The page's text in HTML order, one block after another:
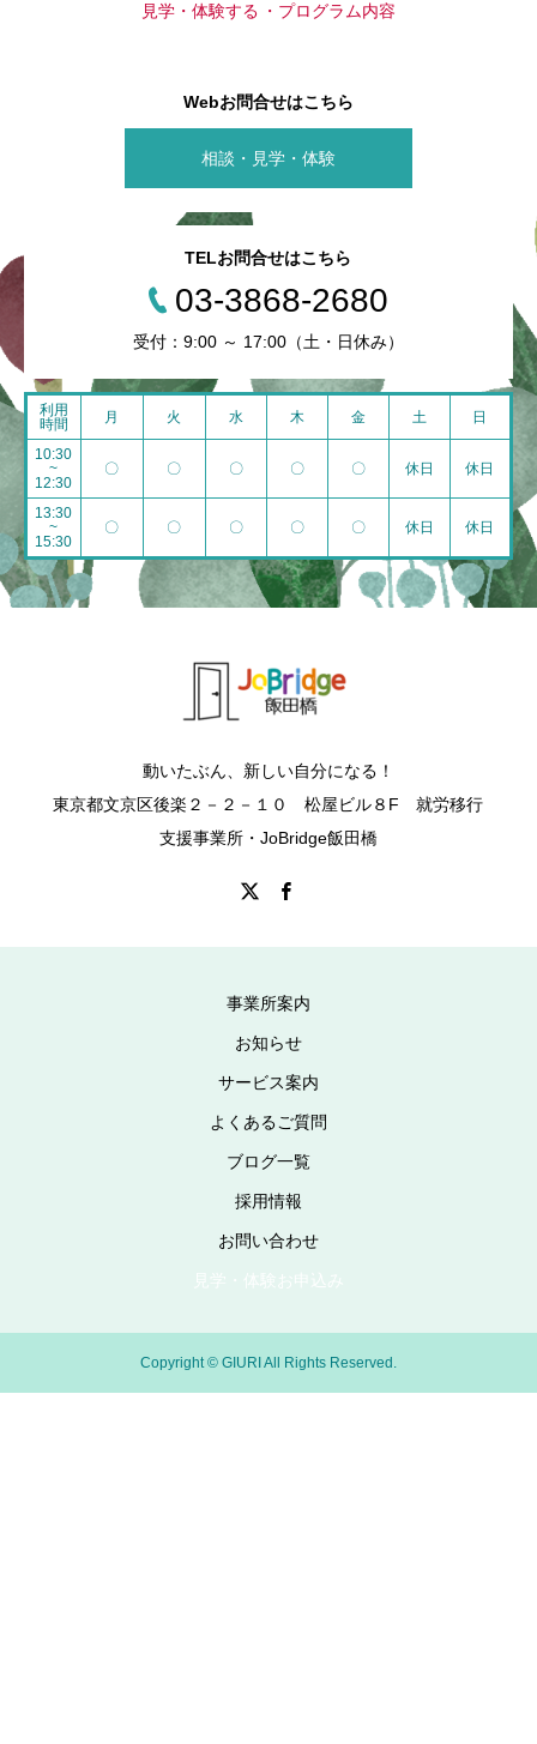
見学・体験する
プログラム内容
Webお問合せはこちら
相談・見学・体験
TELお問合せはこちら
03-3868-2680
受付：9:00 ～ 17:00（土・日休み）
利用
時間
月 火 水 木 金 土 日
10:30
~
12:30
〇 〇 〇 〇 〇 休日 休日
13:30
~
15:30
〇 〇 〇 〇 〇 休日 休日
動いたぶん、新しい自分になる！
東京都文京区後楽２－２－１０ 松屋ビル８F 就労移行
支援事業所・JoBridge飯田橋
事業所案内
お知らせ
サービス案内
よくあるご質問
ブログ一覧
採用情報
お問い合わせ
見学・体験お申込み
Copyright © GIURI All Rights Reserved.